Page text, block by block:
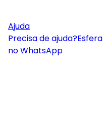
Ajuda
Precisa de ajuda?Esfera
no WhatsApp